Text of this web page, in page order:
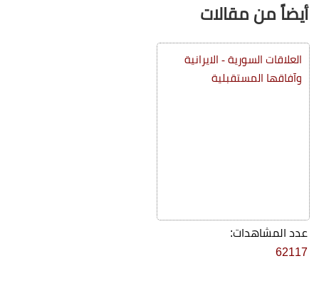
أيضاً من مقالات
العلاقات السورية - الايرانية
وآفاقها المستقبلية
عدد المشاهدات:
62117